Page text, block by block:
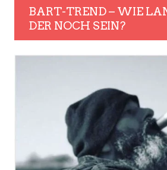
BART-TREND – WIE
DER NOCH SEIN?